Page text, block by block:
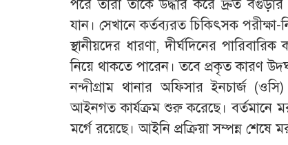
পরে তারা তাকে উদ্ধার করে দ্রুত
যান। সেখানে কর্তব্যরত চিকিৎসক
স্থানীয়দের ধারণা, দীর্ঘদিনের
নিয়ে থাকতে পারেন। তবে প্রকৃত কারণ
নন্দীগ্রাম থানার অফিসার ইনচার্জ
আইনগত কার্যক্রম শুরু করেছে। বর্তমানে
মর্গে রয়েছে। আইনি প্রক্রিয়া সম্পন্ন শেষে